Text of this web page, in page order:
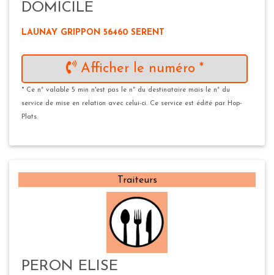
DOMICILE
LAUNAY GRIPPON 56460 SERENT
Afficher le numéro *
* Ce n° valable 5 min n'est pas le n° du destinataire mais le n° du
service de mise en relation avec celui-ci. Ce service est édité par Hop-
Plats.
Traiteurs
PERON ELISE